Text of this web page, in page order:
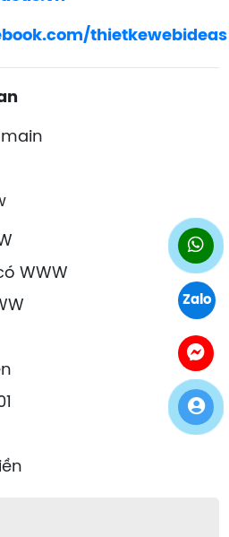
thietkewebideas
WWW
Zalo